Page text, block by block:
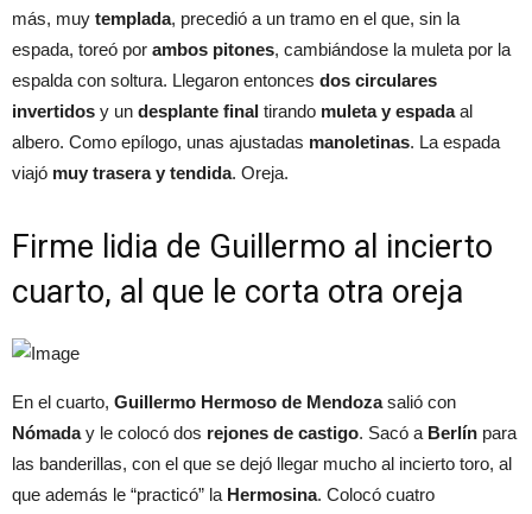
más, muy templada, precedió a un tramo en el que, sin la
espada, toreó por ambos pitones, cambiándose la muleta por la
espalda con soltura. Llegaron entonces dos circulares
invertidos y un desplante final tirando muleta y espadaal
albero. Como epílogo, unas ajustadas manoletinas. La espada
viajó muy trasera y tendida. Oreja.
Firme lidia de Guillermo al incierto
cuarto, al que le corta otra oreja
En el cuarto, Guillermo Hermoso de Mendozasalió con
Nómaday le colocó dos rejones de castigo. Sacó a Berlín para
las banderillas, con el que se dejó llegar mucho al incierto toro, al
que además le “practicó” la Hermosina. Colocó cuatro